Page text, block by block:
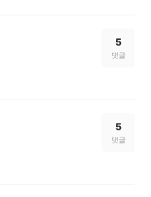
5
댓글
5
댓글